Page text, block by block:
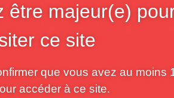
être majeur(e)
ce site
que vous avez au moins
accéder à ce site.